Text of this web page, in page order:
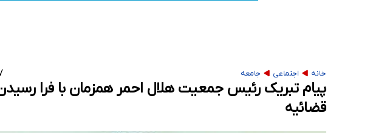
خانه اجتماعی جامعه ۰۷ /
پیام تبریک رئیس جمعیت هلال احمر همزمان با فرا
قضائیه